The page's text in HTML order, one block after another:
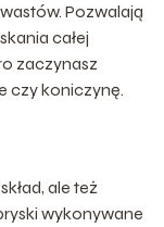
Pozwalają
całej
zaczynasz
czy koniczynę.
ale też
wykonywane